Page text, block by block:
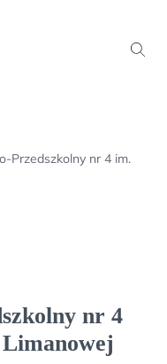
Przedszkolny nr 4 im.
nr 4